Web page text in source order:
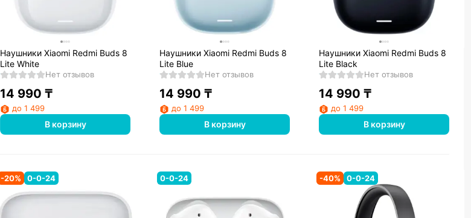
Наушники Xiaomi Redmi Buds 8
Lite White
Нет отзывов
14 990 ₸
до 1 499
В корзину
Наушники Xiaomi Redmi Buds 8
Lite Blue
Нет отзывов
14 990 ₸
до 1 499
В корзину
Наушники Xiaomi Redmi Buds 8
Lite Black
Нет отзывов
14 990 ₸
до 1 499
В корзину
-20% 0-0-24 0-0-24 -40% 0-0-24